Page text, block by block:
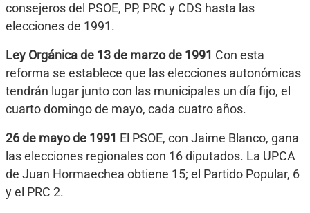
consejeros del PSOE, PP, PRC y CDS hasta las
elecciones de 1991.
Ley Orgánica de 13 de marzo de 1991 Con esta
reforma se establece que las elecciones autonómicas
tendrán lugar junto con las municipales un día fijo, el
cuarto domingo de mayo, cada cuatro años.
26 de mayo de 1991 El PSOE, con Jaime Blanco, gana
las elecciones regionales con 16 diputados. La UPCA
de Juan Hormaechea obtiene 15; el Partido Popular, 6
y el PRC 2.